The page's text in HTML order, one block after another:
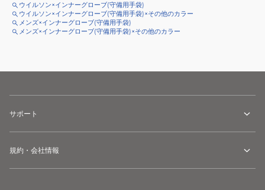
ウイルソン×インナーグローブ(守備用手袋)
ウイルソン×インナーグローブ(守備用手袋)×その他のカラー
メンズ×インナーグローブ(守備用手袋)
メンズ×インナーグローブ(守備用手袋)×その他のカラー
サポート
規約・会社情報